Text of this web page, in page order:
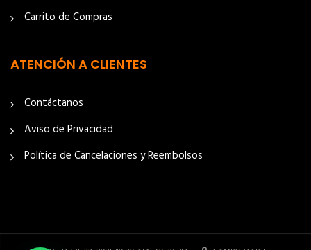
Carrito de Compras
ATENCIÓN A CLIENTES
Contáctanos
Aviso de Privacidad
Política de Cancelaciones y Reembolsos